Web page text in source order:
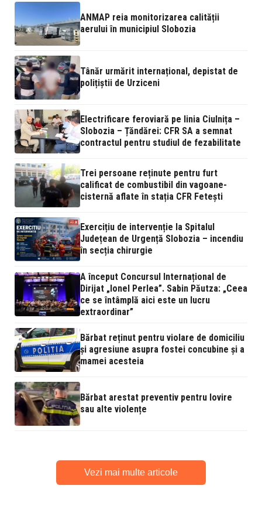
ANMAP reia monitorizarea calității
aerului în municipiul Slobozia
Tânăr urmărit internațional, depistat de
polițiștii de Urziceni
Electrificare feroviară pe linia Ciulnița –
Slobozia – Țăndărei: CFR SA a semnat
contractul pentru studiul de fezabilitate
Trei persoane reținute pentru furt
calificat de combustibil din vagoane-
cisternă aflate în stația CFR Fetești
Exercițiu de intervenție la Spitalul
Județean de Urgență Slobozia – incendiu
în secția chirurgie
A început Concursul Internațional de
Dirijat „Ionel Perlea”. Sabin Păutza: „Ceea
ce se întâmplă aici este un lucru
extraordinar”
Bărbat reținut pentru violare de domiciliu
și agresiune asupra fostei concubine și a
mamei acesteia
Bărbat arestat preventiv pentru lovire
sau alte violențe
Vezi mai multe articole